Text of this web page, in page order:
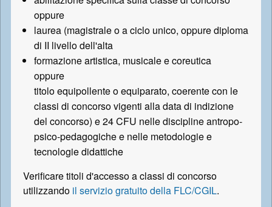
oppure
laurea (magistrale o a ciclo unico, oppure diploma
di II livello dell'alta
formazione artistica, musicale e coreutica
oppure
titolo equipollente o equiparato, coerente con le
classi di concorso vigenti alla data di indizione
del concorso) e 24 CFU nelle discipline antropo-
psico-pedagogiche e nelle metodologie e
tecnologie didattiche
Verificare titoli d'accesso a classi di concorso
utilizzando il servizio gratuito della FLC/CGIL.